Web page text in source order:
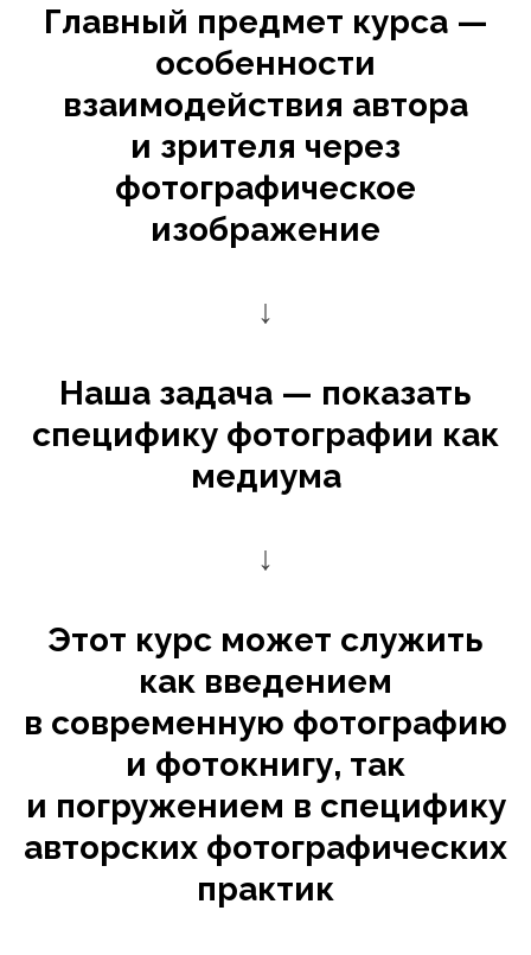
Главный предмет курса —
особенности
взаимодействия автора
и зрителя через
фотографическое
изображение
↓
Наша задача — показать
специфику фотографии как
медиума
↓
Этот курс может служить
как введением
в современную фотографию
и фотокнигу, так
и погружением в специфику
авторских фотографических
практик